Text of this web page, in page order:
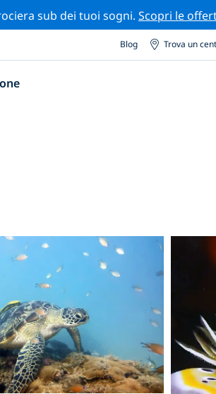
sub dei tuoi sogni. Scopri le
Blog Trova un